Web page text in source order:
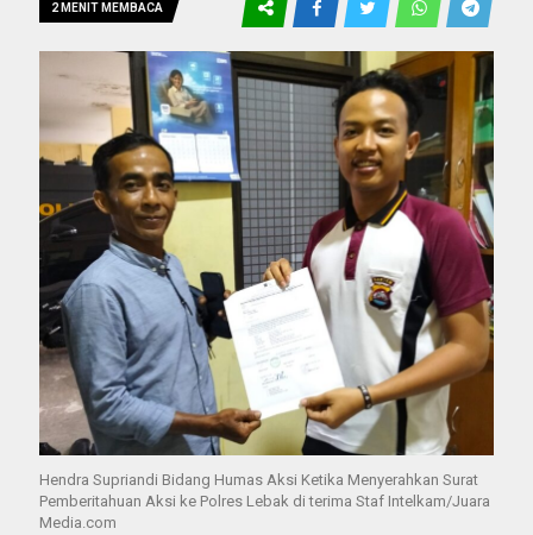
2 MENIT MEMBACA
Hendra Supriandi Bidang Humas Aksi Ketika Menyerahkan Surat
Pemberitahuan Aksi ke Polres Lebak di terima Staf Intelkam/Juara
Media.com